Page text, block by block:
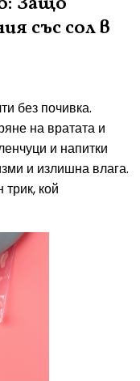
със сол в
без почивка.
на вратата и
и напитки
и излишна влага.
кой